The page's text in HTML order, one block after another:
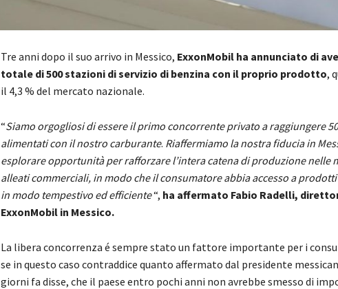
Tre anni dopo il suo arrivo in Messico, ExxonMobil ha annunciato di
totale di 500 stazioni di servizio di benzina con il proprio prodotto,
il 4,3 % del mercato nazionale.
“Siamo orgogliosi di essere il primo concorrente privato a raggiungere
alimentati con il nostro carburante. Riaffermiamo la nostra fiducia in
esplorare opportunità per rafforzare l’intera catena di produzione nelle
alleati commerciali, in modo che il consumatore abbia accesso a
in modo tempestivo ed efficiente“, ha affermato Fabio Radelli,
ExxonMobil in Messico.
La libera concorrenza é sempre stato un fattore importante per i
se in questo caso contraddice quanto affermato dal presidente
giorni fa disse, che il paese entro pochi anni non avrebbe smesso di